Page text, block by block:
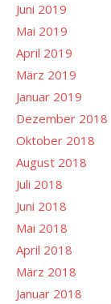
Juni 2019
Mai 2019
April 2019
März 2019
Januar 2019
Dezember 2018
Oktober 2018
August 2018
Juli 2018
Juni 2018
Mai 2018
April 2018
März 2018
Januar 2018